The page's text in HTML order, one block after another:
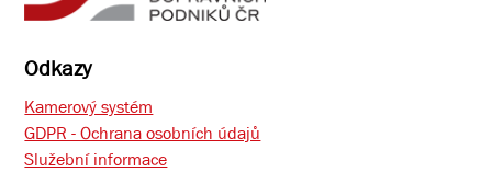
Odkazy
Kamerový systém
GDPR - Ochrana osobních údajů
Služební informace